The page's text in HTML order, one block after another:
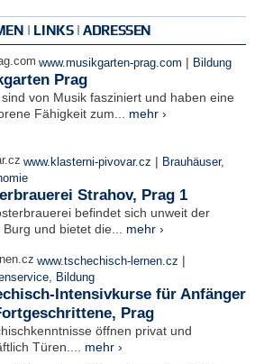
| LINKS | ADRESSEN
www.musikgarten-prag.com | Bildung
Prag
von Musik fasziniert und haben eine
Fähigkeit zum... mehr ›
www.klasterni-pivovar.cz | Brauhäuser,
Strahov, Prag 1
befindet sich unweit der
Burg und bietet die... mehr ›
www.tschechisch-lernen.cz |
, Bildung
Intensivkurse für Anfänger
Prag
öffnen privat und
Türen.... mehr ›